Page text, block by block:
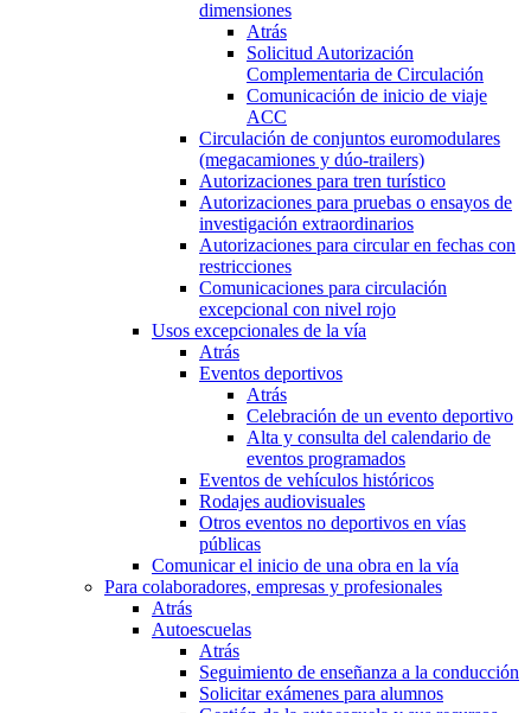
dimensiones
Atrás
Solicitud Autorización
Complementaria de Circulación
Comunicación de inicio de viaje
ACC
Circulación de conjuntos euromodulares
(megacamiones y dúo-trailers)
Autorizaciones para tren turístico
Autorizaciones para pruebas o ensayos de
investigación extraordinarios
Autorizaciones para circular en fechas con
restricciones
Comunicaciones para circulación
excepcional con nivel rojo
Usos excepcionales de la vía
Atrás
Eventos deportivos
Atrás
Celebración de un evento deportivo
Alta y consulta del calendario de
eventos programados
Eventos de vehículos históricos
Rodajes audiovisuales
Otros eventos no deportivos en vías
públicas
Comunicar el inicio de una obra en la vía
Para colaboradores, empresas y profesionales
Atrás
Autoescuelas
Atrás
Seguimiento de enseñanza a la conducción
Solicitar exámenes para alumnos